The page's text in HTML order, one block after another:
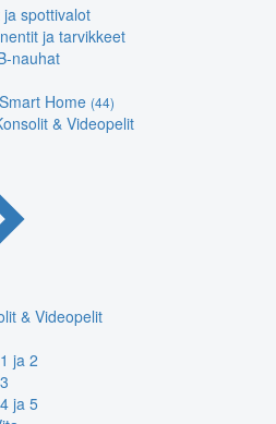
spottivalot
ja tarvikkeet
nauhat
Home (44)
& Videopelit
& Videopelit
ja 2
ja 5